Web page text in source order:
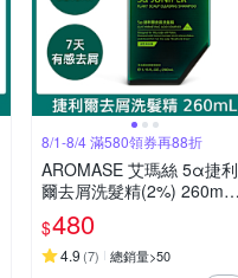
8/1-8/4 滿580領券再88折
AROMASE 艾瑪絲 5α捷利
爾去屑洗髮精(2%) 260mL
(油性頭皮屑/乾性頭皮屑 任
選)
$480
4.9 (7) 總銷量>50